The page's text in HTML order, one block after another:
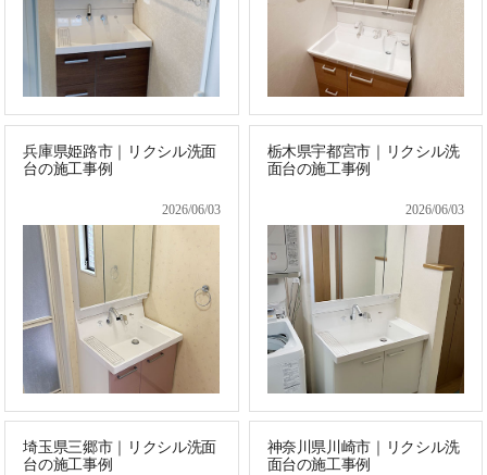
兵庫県姫路市｜リクシル洗面
台の施工事例
2026/06/03
栃木県宇都宮市｜リクシル洗
面台の施工事例
2026/06/03
埼玉県三郷市｜リクシル洗面
台の施工事例
神奈川県川崎市｜リクシル洗
面台の施工事例